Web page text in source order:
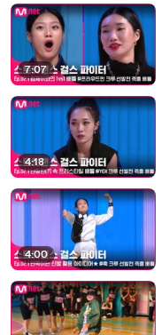
7:07
4:18
4:00